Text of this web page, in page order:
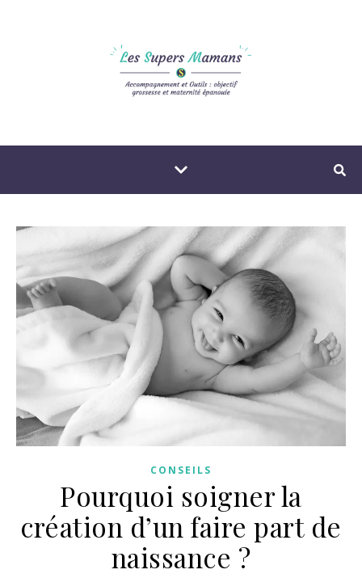
CONSEILS
Pourquoi soigner la
création d’un faire part de
naissance ?